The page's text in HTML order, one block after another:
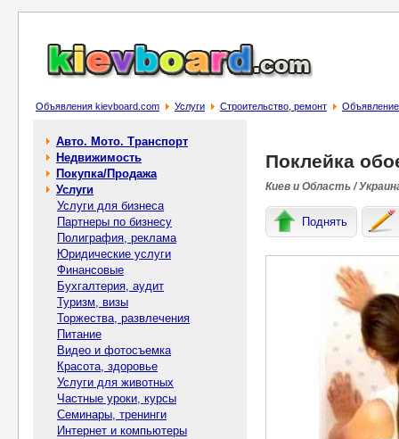
Объявления kievboard.com Услуги Строительство, ремонт
Авто. Мото. Транспорт
Недвижимость
Покупка/Продажа
Услуги
Услуги для бизнеса
Партнеры по бизнесу
Полиграфия, реклама
Юридические услуги
Финансовые
Бухгалтерия, аудит
Туризм, визы
Торжества, развлечения
Питание
Видео и фотосъемка
Красота, здоровье
Услуги для животных
Частные уроки, курсы
Семинары, тренинги
Интернет и компьютеры
Поклейка
Киев и Область /
Поднять